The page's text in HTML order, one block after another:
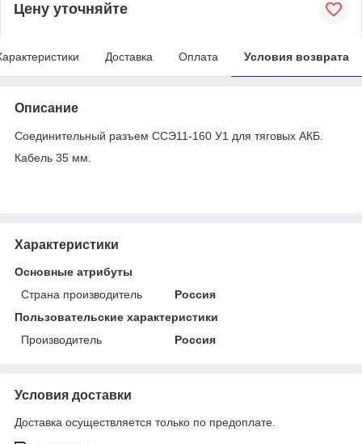
Цену уточняйте
Доставка Оплата Условия возврата
Описание
Соединительный разъем ССЭ11-160 У1 для тяговых АКБ.
Кабель 35 мм.
Характеристики
Основные атрибуты
Страна производитель
Россия
Пользовательские характеристики
Производитель
Россия
Условия доставки
Доставка осуществляется только по предоплате.